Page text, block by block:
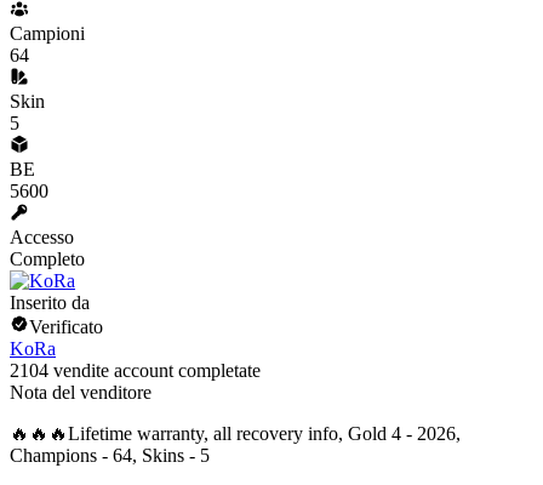
Campioni
64
Skin
5
BE
5600
Accesso
Completo
Inserito da
Verificato
KoRa
2104 vendite account completate
Nota del venditore
🔥🔥🔥Lifetime warranty, all recovery info, Gold 4 - 2026,
Champions - 64, Skins - 5